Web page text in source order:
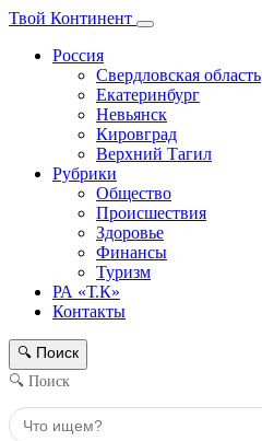
Твой Континент
Россия
Свердловская область
Екатеринбург
Невьянск
Кировград
Верхний Тагил
Рубрики
Общество
Происшествия
Здоровье
Финансы
Туризм
РА «Т.К»
Контакты
🔍 Поиск
🔍 Поиск